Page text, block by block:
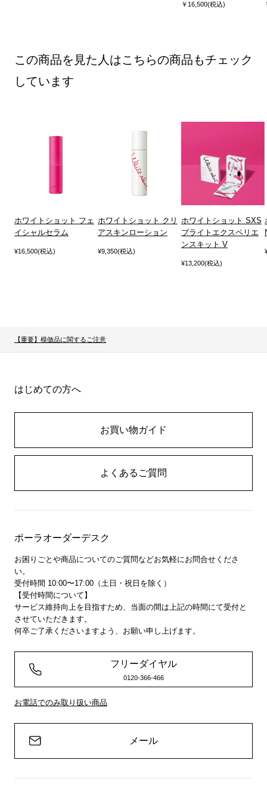
￥16,500(税込)
この商品を見た人はこちらの商品もチェック
しています
ホワイトショット フェ
イシャルセラム
¥16,500(税込)
ホワイトショット クリ
アスキンローション
¥9,350(税込)
ホワイトショット SXS
ブライトエクスペリエ
ンスキット V
¥13,200(税込)
【重要】模倣品に関するご注意
はじめての方へ
お買い物ガイド
よくあるご質問
ポーラオーダーデスク
お困りごとや商品についてのご質問などお気軽にお問合せくださ
い。
受付時間 10:00〜17:00（土日・祝日を除く）
【受付時間について】
サービス維持向上を目指すため、当面の間は上記の時間にて受付と
させていただきます。
何卒ご了承くださいますよう、お願い申し上げます。
フリーダイヤル
0120-366-466
お電話でのみ取り扱い商品
メール